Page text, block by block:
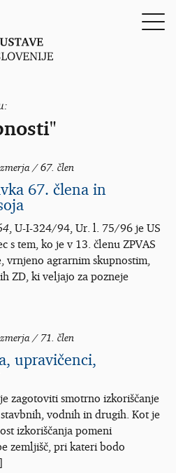
/ 67. člen
67. člena in
, U-I-324/94, Ur. l. 75/96 je US
s tem, ko je v 13. členu ZPVAS
vrnjeno agrarnim skupnostim,
ZD, ki veljajo za pozneje
/ 71. člen
upravičenci,
zagotoviti smotrno izkoriščanje
vodnih in drugih. Kot je
izkoriščanja pomeni
zemljišč, pri kateri bodo